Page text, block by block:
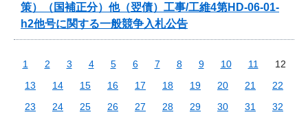
策）（国補正分）他（翌債）工事/工維4第HD-06-01-
h2他号に関する一般競争入札公告
1 2 3 4 5 6 7 8 9 10 11
12
13
14 15 16 17 18 19 20 21
22
23
24 25 26 27 28 29 30 31
32